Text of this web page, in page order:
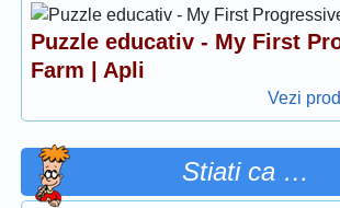
Puzzle educativ - My First
Farm | Apli
Vezi
Stiati ca …